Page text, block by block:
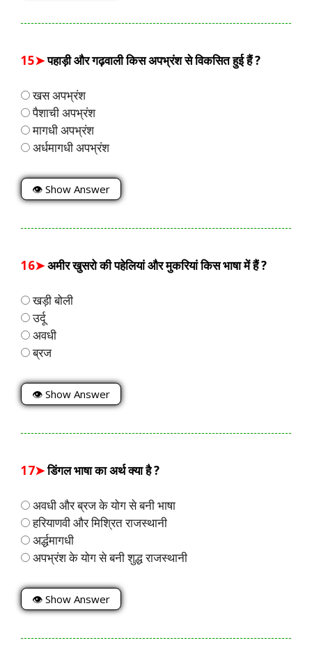
15➤पहाड़ी और गढ़वाली किस अपभ्रंश से विकसित हुई हैं ?
खस अपभ्रंश
पैशाची अपभ्रंश
मागधी अपभ्रंश
अर्धमागधी अपभ्रंश
👁 Show Answer
16➤अमीर खुसरो की पहेलियां और मुकरियां किस भाषा में हैं ?
खड़ी बोली
उर्दू
अवधी
ब्रज
👁 Show Answer
17➤डिंगल भाषा का अर्थ क्या है ?
अवधी और ब्रज के योग से बनी भाषा
हरियाणवी और मिश्रित राजस्थानी
अर्द्धमागधी
अपभ्रंश के योग से बनी शुद्ध राजस्थानी
👁 Show Answer